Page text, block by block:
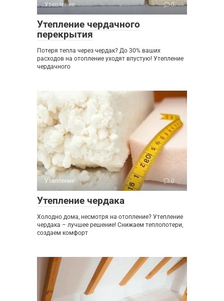
Утепление 0
Утепление чердачного
перекрытия
Потеря тепла через чердак? До 30% ваших
расходов на отопление уходят впустую! Утепление
чердачного
Утепление 0
Утепление чердака
Холодно дома, несмотря на отопление? Утепление
чердака – лучшее решение! Снижаем теплопотери,
создаем комфорт